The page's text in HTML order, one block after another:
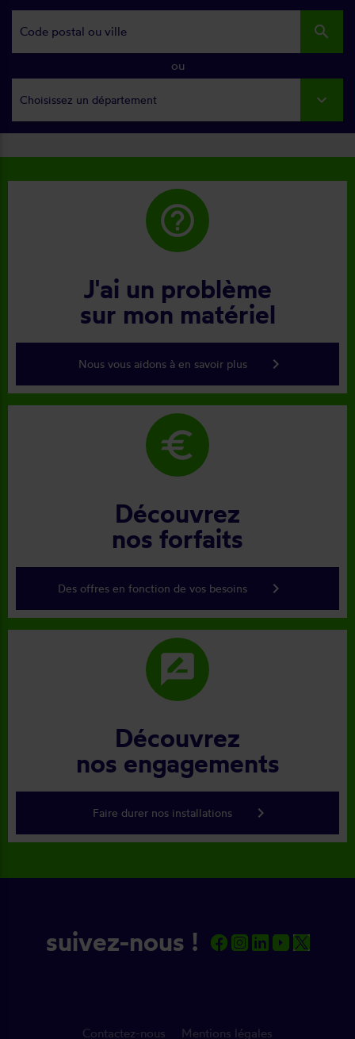
search
ou
Choisissez un département
help_outline
J'ai un problème
sur mon matériel
Nous vous aidons à en savoir plus keyboard_arrow_right
euro
Découvrez
nos forfaits
Des offres en fonction de vos besoins keyboard_arrow_right
rate_review
Découvrez
nos engagements
Faire durer nos installations keyboard_arrow_right
suivez-nous !
Contactez-nous Mentions légales